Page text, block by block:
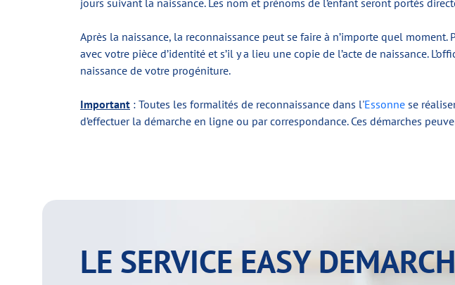
jours suivant la naissance. Les nom et prénoms de l’enfant seront portés
Après la naissance, la reconnaissance peut se faire à n’importe quel
avec votre pièce d’identité et s’il y a lieu une copie de l’acte de naissance.
naissance de votre progéniture.
Important : Toutes les formalités de reconnaissance dans l'Essonne se
d’effectuer la démarche en ligne ou par correspondance. Ces démarches
LE SERVICE EASY